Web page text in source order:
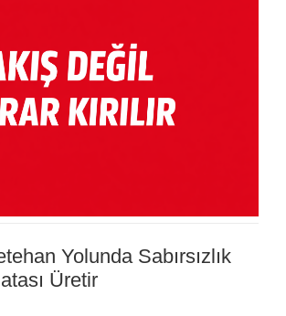
Yolunda Sabırsızlık
Üretir